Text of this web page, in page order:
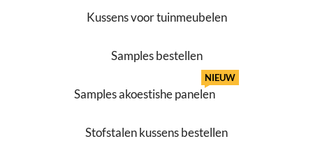
Kussens voor tuinmeubelen
Samples bestellen
Samples akoestishe panelen
NIEUW
Stofstalen kussens bestellen